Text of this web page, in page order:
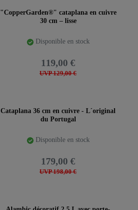
"CopperGarden®" cataplana en cuivre
30 cm – lisse
Disponible en stock
UVP 129,00 €
119,00 €
Cataplana 36 cm en cuivre - L´original
du Portugal
Disponible en stock
UVP 198,00 €
179,00 €